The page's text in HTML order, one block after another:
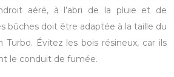
aéré, à l’abri de la pluie et de
bûches doit être adaptée à la taille du
Évitez les bois résineux, car ils
le conduit de fumée.